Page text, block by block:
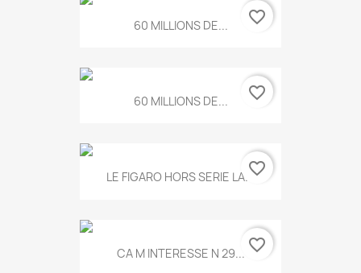
60 MILLIONS DE... favorite_border
60 MILLIONS DE... favorite_border
LE FIGARO HORS SERIE LA...favorite_border
CA M INTERESSE N 29... favorite_border